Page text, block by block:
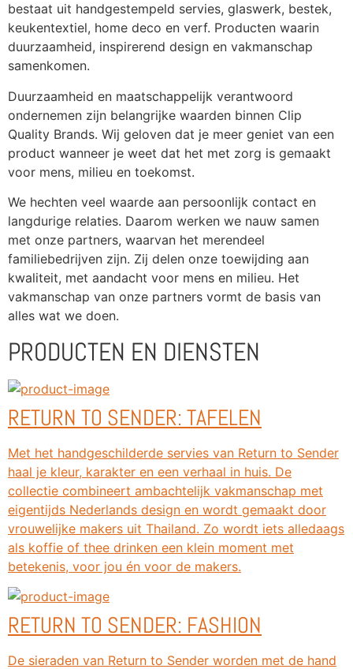
bestaat uit handgestempeld servies, glaswerk, bestek,
keukentextiel, home deco en verf. Producten waarin
duurzaamheid, inspirerend design en vakmanschap
samenkomen.
Duurzaamheid en maatschappelijk verantwoord
ondernemen zijn belangrijke waarden binnen Clip
Quality Brands. Wij geloven dat je meer geniet van een
product wanneer je weet dat het met zorg is gemaakt
voor mens, milieu en toekomst.
We hechten veel waarde aan persoonlijk contact en
langdurige relaties. Daarom werken we nauw samen
met onze partners, waarvan het merendeel
familiebedrijven zijn. Zij delen onze toewijding aan
kwaliteit, met aandacht voor mens en milieu. Het
vakmanschap van onze partners vormt de basis van
alles wat we doen.
PRODUCTEN EN DIENSTEN
RETURN TO SENDER: TAFELEN
Met het handgeschilderde servies van Return to Sender
haal je kleur, karakter en een verhaal in huis. De
collectie combineert ambachtelijk vakmanschap met
eigentijds Nederlands design en wordt gemaakt door
vrouwelijke makers uit Thailand. Zo wordt iets alledaags
als koffie of thee drinken een klein moment met
betekenis, voor jou én voor de makers.
RETURN TO SENDER: FASHION
De sieraden van Return to Sender worden met de hand